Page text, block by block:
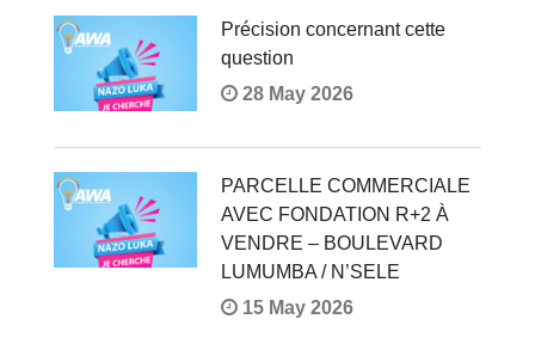
Précision concernant cette
question
28 May 2026
PARCELLE COMMERCIALE
AVEC FONDATION R+2 À
VENDRE – BOULEVARD
LUMUMBA / N’SELE
15 May 2026